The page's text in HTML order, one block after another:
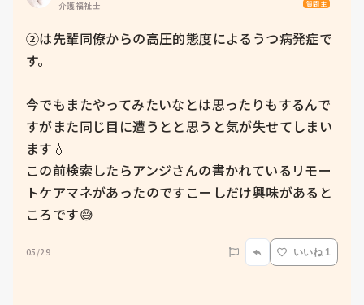
介護福祉士 質問主
②は先輩同僚からの高圧的態度によるうつ病発症で
す。
今でもまたやってみたいなとは思ったりもするんで
すがまた同じ目に遭うとと思うと気が失せてしまい
ます💧
この前検索したらアンジさんの書かれているリモー
トケアマネがあったのですこーしだけ興味があると
ころです😅
05/29 いいね 1